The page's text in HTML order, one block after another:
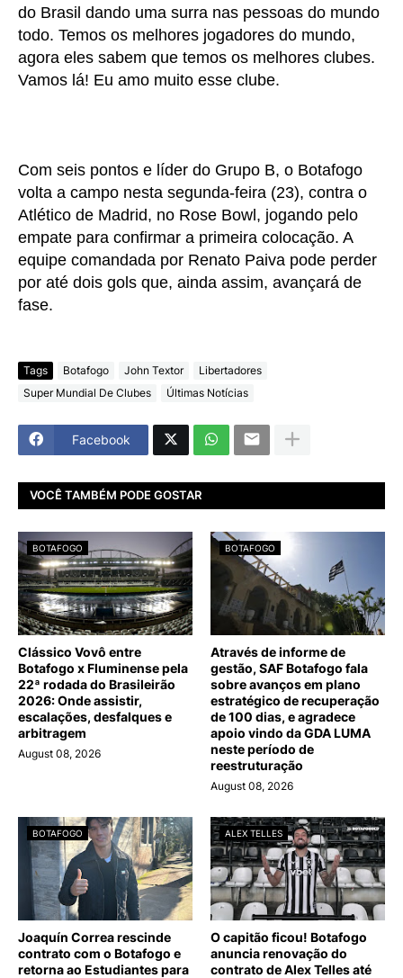
do Brasil dando uma surra nas pessoas do mundo
todo. Temos os melhores jogadores do mundo,
agora eles sabem que temos os melhores clubes.
Vamos lá! Eu amo muito esse clube.
Com seis pontos e líder do Grupo B, o Botafogo
volta a campo nesta segunda-feira (23), contra o
Atlético de Madrid, no Rose Bowl, jogando pelo
empate para confirmar a primeira colocação. A
equipe comandada por Renato Paiva pode perder
por até dois gols que, ainda assim, avançará de
fase.
Tags Botafogo John Textor
Libertadores
Super Mundial De Clubes
Últimas Notícias
Facebook
VOCÊ TAMBÉM PODE GOSTAR
BOTAFOGO
Clássico Vovô entre
Botafogo x Fluminense pela
22ª rodada do Brasileirão
2026: Onde assistir,
escalações, desfalques e
arbitragem
August 08, 2026
BOTAFOGO
Através de informe de
gestão, SAF Botafogo fala
sobre avanços em plano
estratégico de recuperação
de 100 dias, e agradece
apoio vindo da GDA LUMA
neste período de
reestruturação
August 08, 2026
BOTAFOGO
Joaquín Correa rescinde
contrato com o Botafogo e
retorna ao Estudiantes para
ALEX TELLES
O capitão ficou! Botafogo
anuncia renovação do
contrato de Alex Telles até